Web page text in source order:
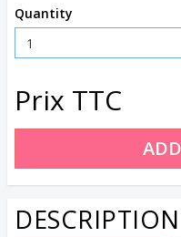
Quantity
Prix TTC
DESCRIPTION